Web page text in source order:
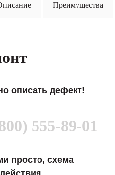
Преимущества
описать дефект!
555-89-01
просто, схема